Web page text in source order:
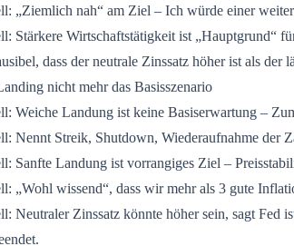
„Ziemlich nah“ am Ziel – Ich würde einer
Stärkere Wirtschaftstätigkeit ist „Hauptgrund“
dass der neutrale Zinssatz höher ist als der
nicht mehr das Basisszenario
Weiche Landung ist keine Basiserwartung –
Nennt Streik, Shutdown, Wiederaufnahme der
Sanfte Landung ist vorrangiges Ziel –
„Wohl wissend“, dass wir mehr als 3 gute
Neutraler Zinssatz könnte höher sein, sagt Fed